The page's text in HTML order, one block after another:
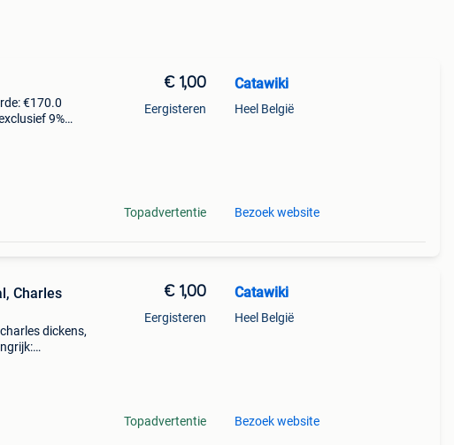
€170.0
9%
€ 1,00
Eergisteren
Topadvertentie
Catawiki
Heel België
Bezoek website
Charles
dickens,
€ 1,00
Eergisteren
Topadvertentie
Catawiki
Heel België
Bezoek website